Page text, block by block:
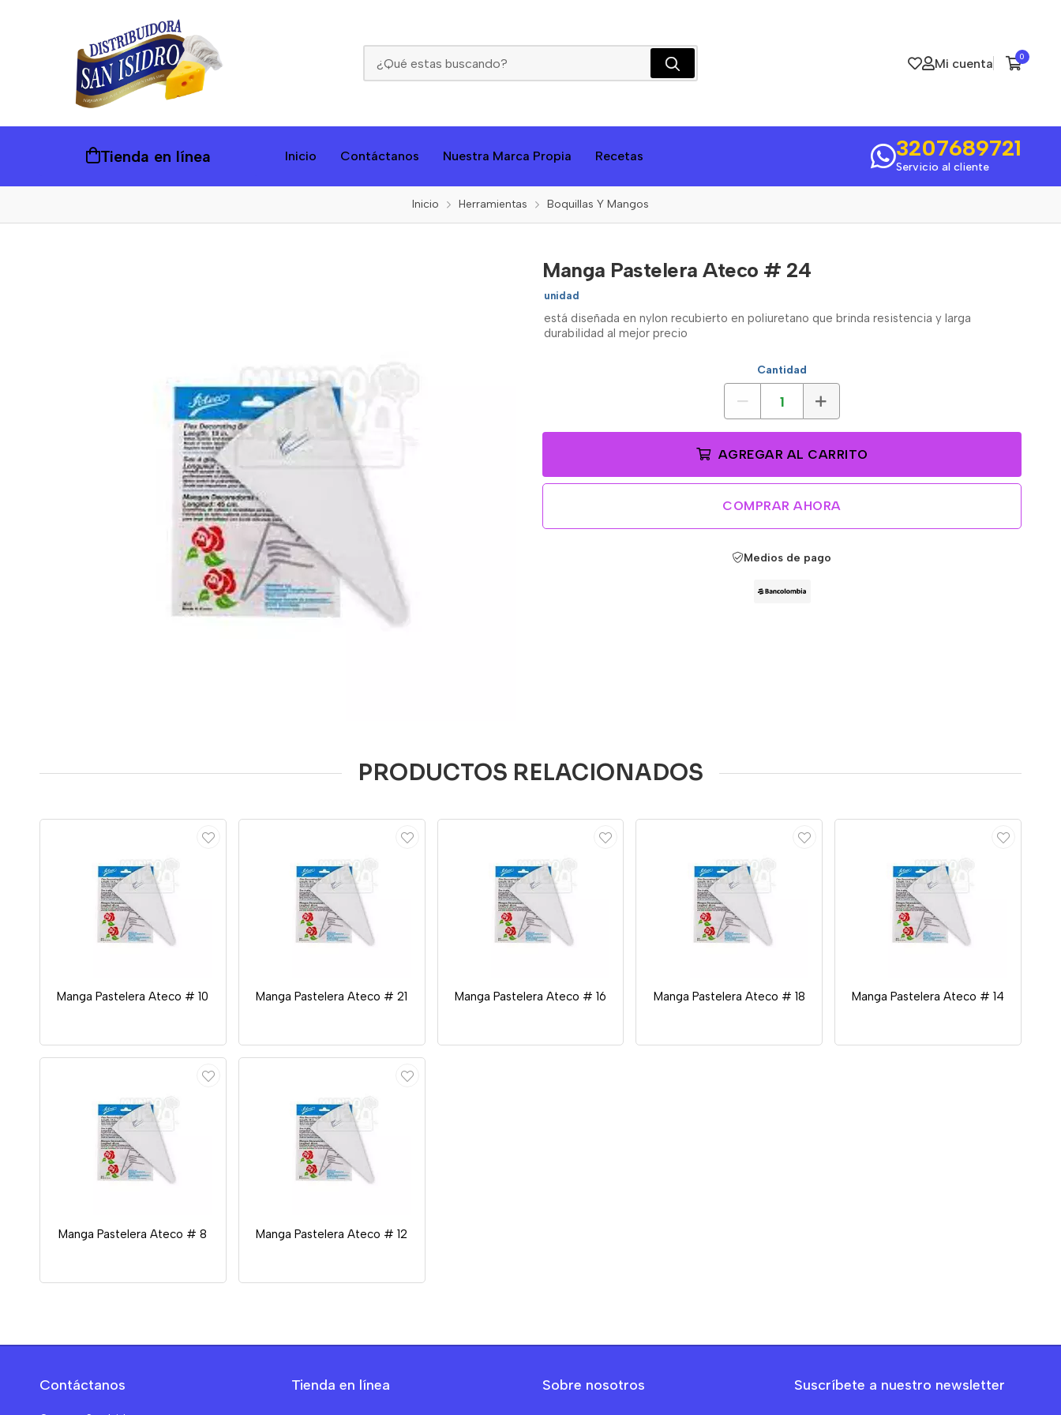
Mi cuenta 0
Tienda en línea Inicio Contáctanos Nuestra Marca Propia Recetas 3207689721
Servicio al cliente
Inicio Herramientas Boquillas Y Mangos
Manga Pastelera Ateco # 24
unidad
está diseñada en nylon recubierto en poliuretano que brinda resistencia y larga
durabilidad al mejor precio
Cantidad
AGREGAR AL CARRITO
COMPRAR AHORA
Medios de pago
PRODUCTOS RELACIONADOS
Manga Pastelera Ateco # 10 Manga Pastelera Ateco # 21 Manga Pastelera Ateco # 16 Manga Pastelera Ateco # 18 Manga Pastelera Ateco # 14
Manga Pastelera Ateco # 8 Manga Pastelera Ateco # 12
Contáctanos Tienda en línea Sobre nosotros Suscríbete a nuestro newsletter